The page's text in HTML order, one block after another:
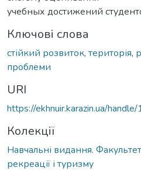
учебных достижений
Ключові слова
стійкий розвиток, територія,
проблеми
URI
https://ekhnuir.karazin.ua/
Колекції
Навчальні видання. Факультет
рекреації і туризму